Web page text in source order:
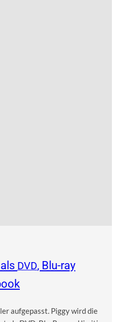
DVD, Blu-ray
auf­ge­passt. Pig­gy wird die